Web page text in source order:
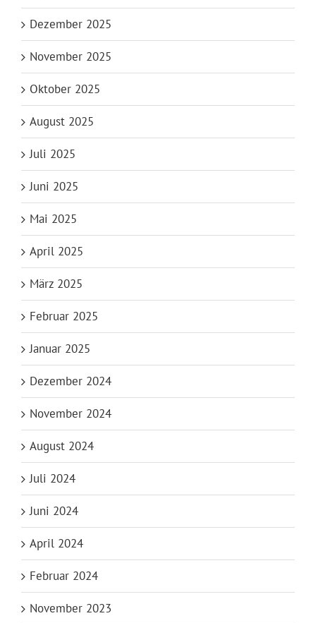
Dezember 2025
November 2025
Oktober 2025
August 2025
Juli 2025
Juni 2025
Mai 2025
April 2025
März 2025
Februar 2025
Januar 2025
Dezember 2024
November 2024
August 2024
Juli 2024
Juni 2024
April 2024
Februar 2024
November 2023